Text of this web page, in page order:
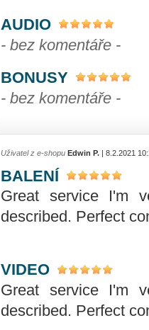
AUDIO
- bez komentáře -
BONUSY
- bez komentáře -
Uživatel z e-shopu Edwin P. | 8.2.2021
BALENÍ
Great service I'm
described. Perfect
VIDEO
Great service I'm
described. Perfect